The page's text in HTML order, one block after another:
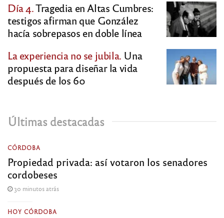
Día 4.Tragedia en Altas Cumbres:
testigos afirman que González
hacía sobrepasos en doble línea
La experiencia no se jubila. Una
propuesta para diseñar la vida
después de los 60
Últimas destacadas
CÓRDOBA
Propiedad privada: así votaron los senadores
cordobeses
30 minutos atrás
HOY CÓRDOBA